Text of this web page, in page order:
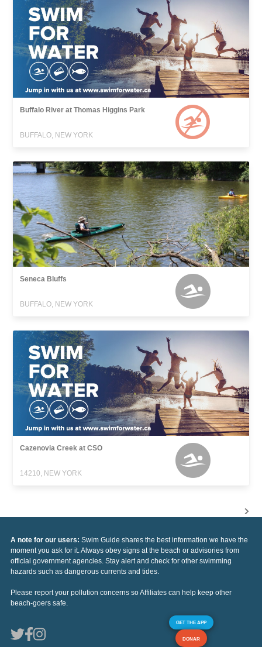
Buffalo River at Thomas Higgins Park
BUFFALO, NEW YORK
Seneca Bluffs
BUFFALO, NEW YORK
Cazenovia Creek at CSO
14210, NEW YORK
A note for our users: Swim Guide shares the best information we have the
moment you ask for it. Always obey signs at the beach or advisories from
official government agencies. Stay alert and check for other swimming
hazards such as dangerous currents and tides.
Please report your pollution concerns so Affiliates can help keep other
beach-goers safe.
GET THE APP
DONAR